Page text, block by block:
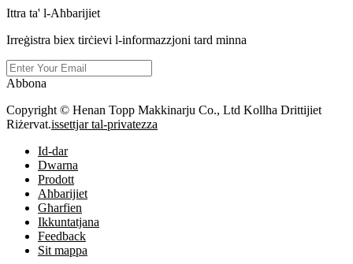
Ittra ta' l-Aħbarijiet
Irreġistra biex tirċievi l-informazzjoni tard minna
Abbona
Copyright © Henan Topp Makkinarju Co., Ltd Kollha Drittijiet
Riżervat.issettjar tal-privatezza
Id-dar
Dwarna
Prodott
Aħbarijiet
Għarfien
Ikkuntatjana
Feedback
Sit mappa